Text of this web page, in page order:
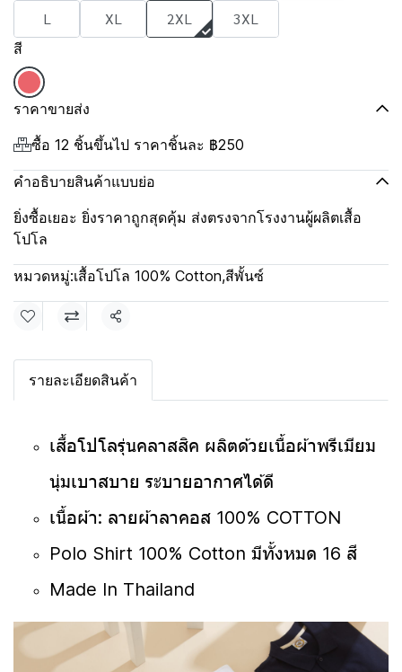
L
XL 2XL 3XL
สี
ราคาขายส่ง
ซื้อ 12 ชิ้นขึ้นไป ราคาชิ้นละ ฿250
คำอธิบายสินค้าแบบย่อ
ยิ่งซื้อเยอะ ยิ่งราคาถูกสุดคุ้ม ส่งตรงจากโรงงานผู้ผลิตเสื้อ
โปโล
หมวดหมู่:เสื้อโปโล 100% Cotton,สีพั้นซ์
แชร์
รายละเอียดสินค้า
เสื้อโปโลรุ่นคลาสสิค ผลิตด้วยเนื้อผ้าพรีเมียม
นุ่มเบาสบาย ระบายอากาศได้ดี
เนื้อผ้า: ลายผ้าลาคอส 100% COTTON
Polo Shirt 100% Cotton มีทั้งหมด 16 สี
Made In Thailand